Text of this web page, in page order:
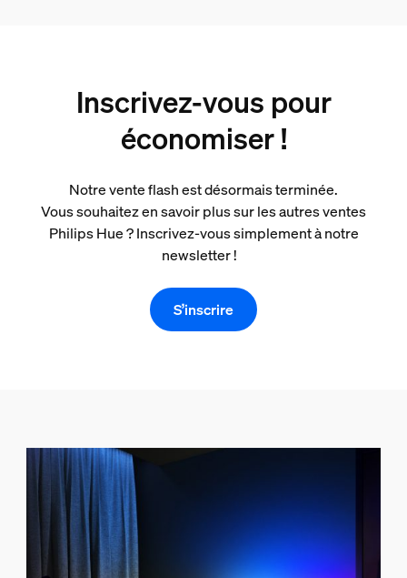
Inscrivez-vous pour
économiser !
Notre vente flash est désormais terminée.
Vous souhaitez en savoir plus sur les autres ventes
Philips Hue ? Inscrivez-vous simplement à notre
newsletter !
S’inscrire